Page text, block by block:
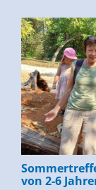
von 2-6